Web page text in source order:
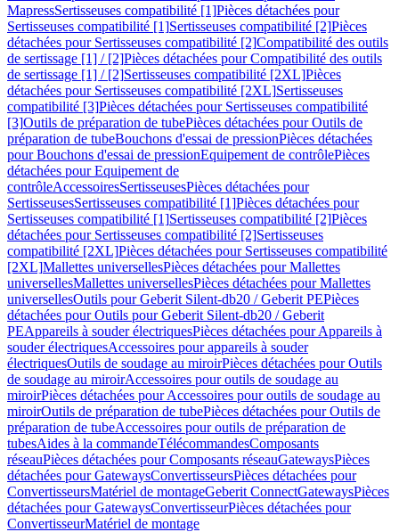
MapressSertisseuses compatibilité [1]Pièces détachées pour
Sertisseuses compatibilité [1]Sertisseuses compatibilité [2]Pièces
détachées pour Sertisseuses compatibilité [2]Compatibilité des outils
de sertissage [1] / [2]Pièces détachées pour Compatibilité des outils
de sertissage [1] / [2]Sertisseuses compatibilité [2XL]Pièces
détachées pour Sertisseuses compatibilité [2XL]Sertisseuses
compatibilité [3]Pièces détachées pour Sertisseuses compatibilité
[3]Outils de préparation de tubePièces détachées pour Outils de
préparation de tubeBouchons d'essai de pressionPièces détachées
pour Bouchons d'essai de pressionEquipement de contrôlePièces
détachées pour Equipement de
contrôleAccessoiresSertisseusesPièces détachées pour
SertisseusesSertisseuses compatibilité [1]Pièces détachées pour
Sertisseuses compatibilité [1]Sertisseuses compatibilité [2]Pièces
détachées pour Sertisseuses compatibilité [2]Sertisseuses
compatibilité [2XL]Pièces détachées pour Sertisseuses compatibilité
[2XL]Mallettes universellesPièces détachées pour Mallettes
universellesMallettes universellesPièces détachées pour Mallettes
universellesOutils pour Geberit Silent-db20 / Geberit PEPièces
détachées pour Outils pour Geberit Silent-db20 / Geberit
PEAppareils à souder électriquesPièces détachées pour Appareils à
souder électriquesAccessoires pour appareils à souder
électriquesOutils de soudage au miroirPièces détachées pour Outils
de soudage au miroirAccessoires pour outils de soudage au
miroirPièces détachées pour Accessoires pour outils de soudage au
miroirOutils de préparation de tubePièces détachées pour Outils de
préparation de tubeAccessoires pour outils de préparation de
tubesAides à la commandeTélécommandesComposants
réseauPièces détachées pour Composants réseauGatewaysPièces
détachées pour GatewaysConvertisseursPièces détachées pour
ConvertisseursMatériel de montageGeberit ConnectGatewaysPièces
détachées pour GatewaysConvertisseurPièces détachées pour
ConvertisseurMatériel de montage